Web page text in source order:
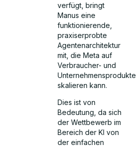
verfügt, bringt
Manus eine
funktionierende,
praxiserprobte
Agentenarchitektur
mit, die Meta auf
Verbraucher- und
Unternehmensprodukte
skalieren kann.
Dies ist von
Bedeutung, da sich
der Wettbewerb im
Bereich der KI von
der einfachen